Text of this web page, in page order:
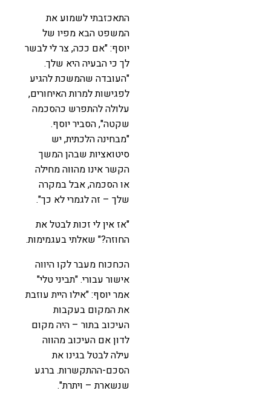
התאכזבתי לשמוע את
המשפט הבא מפיו של
יוסף: "אם ככה, צר לי לבשר
לך כי הבעיה היא שלך.
"העובדה שהמשכת להגיע
לפגישות למרות האיחורים,
עלולה להתפרש כהסכמה
שקטה", הסביר יוסף.
"מבחינה הלכתית, יש
סיטואציות שבהן המשך
הקשר אינו מהווה מחילה
או הסכמה, אבל במקרה
שלך – זה לגמרי לא כך".
"אז אין לי זכות לבטל את
החוזה?" שאלתי בעגמימות.
הכחכוח מעבר לקו היווה
אישור עבורי. "תביני טלי"
אמר יוסף: "אילו היית עוזבת
את המקום בעקבות
העיכוב בתור – היה מקום
לדון אם העיכוב מהווה
עילה לבטל בגינו את
הסכם-ההתקשרות. ברגע
שנשארת – ויתרת".